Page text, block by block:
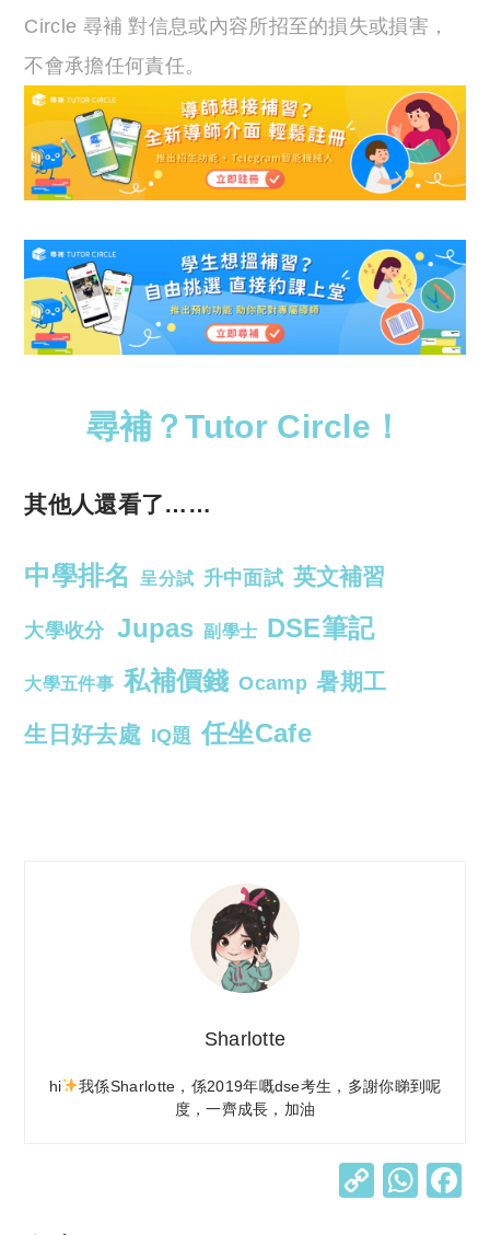
Circle 尋補 對信息或內容所招至的損失或損害，
不會承擔任何責任。
尋補？Tutor Circle！
其他人還看了……
中學排名 呈分試 升中面試 英文補習
大學收分 Jupas 副學士 DSE筆記
大學五件事 私補價錢 Ocamp 暑期工
生日好去處 IQ題 任坐Cafe
Sharlotte
hi
我係Sharlotte，係2019年嘅dse考生，多謝你睇到呢
度，一齊成長，加油
C W